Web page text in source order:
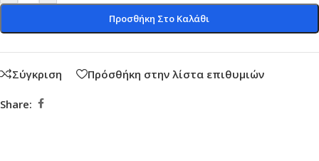
Προσθήκη Στο Καλάθι
Σύγκριση Πρόσθήκη στην λίστα επιθυμιών
Share: